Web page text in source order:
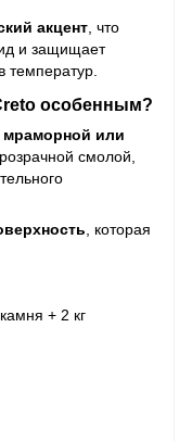
акцент , что
и защищает
температур.
особенным?
мраморной или
смолой,
, которая
+ 2 кг